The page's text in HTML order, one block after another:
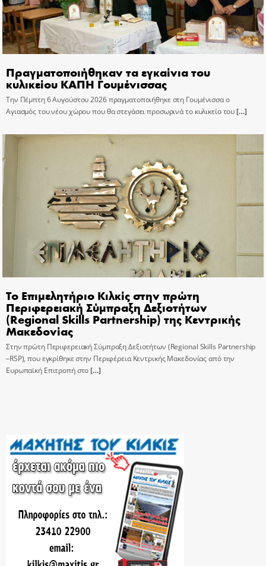
Πραγματοποιήθηκαν τα εγκαίνια του
κυλικείου ΚΑΠΗ Γουμένισσας
Την Πέμπτη 6 Αυγούστου 2026 πραγματοποιήθηκε στη Γουμένισσα ο
Αγιασμός του νέου χώρου που θα στεγάσει προσωρινά το κυλικείο του[…]
Το Επιμελητήριο Κιλκίς στην πρώτη
Περιφερειακή Σύμπραξη Δεξιοτήτων
(Regional Skills Partnership) της Κεντρικής
Μακεδονίας
Στην πρώτη Περιφερειακή Σύμπραξη Δεξιοτήτων (Regional Skills Partnership
–RSP), που εγκρίθηκε στην Περιφέρεια Κεντρικής Μακεδονίας από την
Ευρωπαϊκή Επιτροπή στο[…]